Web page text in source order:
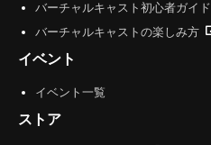
バーチャルキャスト初心者ガイド
バーチャルキャストの楽しみ方
イベント
イベント一覧
ストア